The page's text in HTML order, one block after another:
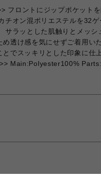
フロントにジップポケット
チオン混ポリエステルを32
サラッとした肌触りとメッ
め透け感を気にせずご着用い
とでスッキリとした印象に仕
Main:Polyester100%